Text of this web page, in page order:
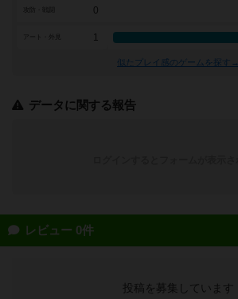
0
アート・外見 1
似たプレイ感のゲームを探す→
データに関する報告
レビュー 0件
投稿を募集しています